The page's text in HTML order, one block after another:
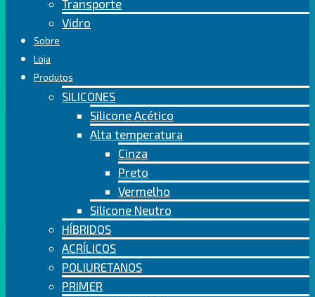
Transporte
Vidro
Sobre
Loja
Produtos
SILICONES
Silicone Acético
Alta temperatura
Cinza
Preto
Vermelho
Silicone Neutro
HÍBRIDOS
ACRÍLICOS
POLIURETANOS
PRIMER